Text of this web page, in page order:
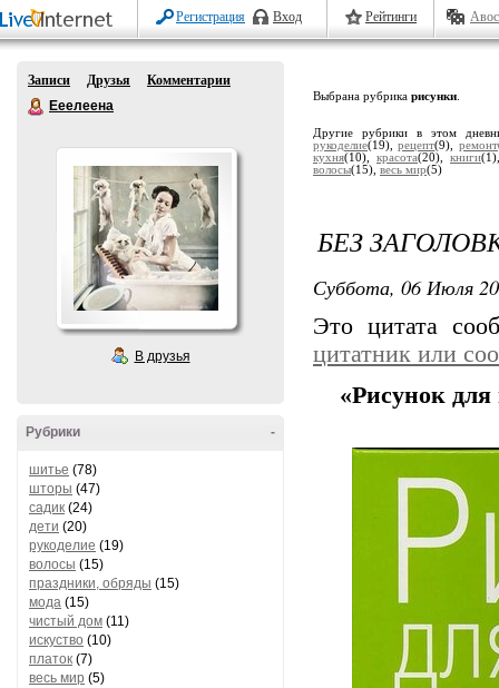
Регистрация Вход Рейтинги
Записи Друзья
Комментарии
Ееелеена
В друзья
-
Рубрики
шитье (78)
шторы (47)
садик (24)
дети (20)
рукоделие (19)
волосы (15)
праздники, обряды (15)
мода (15)
чистый дом (11)
искуство (10)
платок (7)
весь мир (5)
Выбрана рубрика рисунки
Другие рубрики в этом
рукоделие(19),рецепт(9), ремонт
кухня(10), красота(20), книги
волосы(15), весь мир(5)
БЕЗ
Суббота, 06 Июля
Это цитата
цитатник или
«Рисунок для